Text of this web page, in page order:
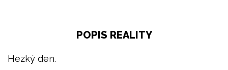
POPIS REALITY
Hezký den.